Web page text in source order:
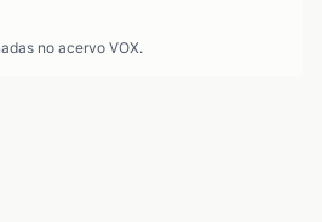
no acervo VOX.